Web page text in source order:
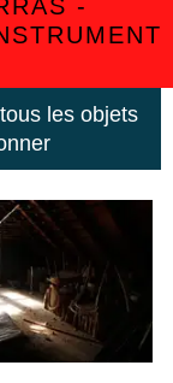
-
les objets